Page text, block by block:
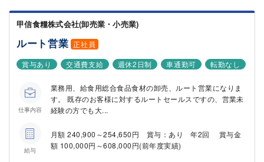
甲信食糧株式会社(卸売業・小売業)
ルート営業 正社員
賞与あり
交通費支給 週休2日制 車通勤可 転勤なし
仕事内容
業務用、給食用総合食品食材の卸売、ルート営業になりま
す。 既存のお客様に対するルートセールスですの、営業未
経験の方でも大...
給与
月額 240,900～254,650円 賞与：あり 年2回 賞与金
額 100,000円～608,000円(前年度実績)